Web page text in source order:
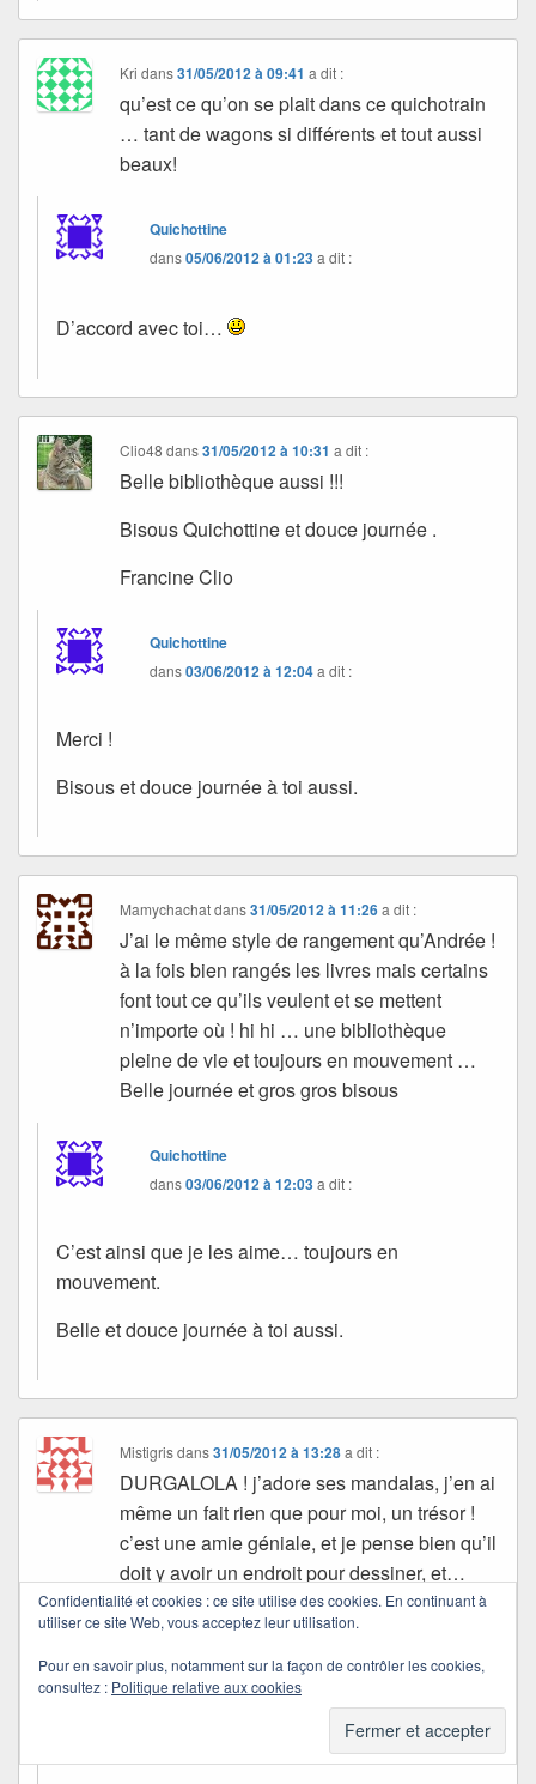
Kri dans31/05/2012 à 09:41 a dit :
qu’est ce qu’on se plait dans ce quichotrain
… tant de wagons si différents et tout aussi
beaux!
Quichottine
dans05/06/2012 à 01:23a dit :
D’accord avec toi…
Clio48 dans31/05/2012 à 10:31 a dit :
Belle bibliothèque aussi !!!
Bisous Quichottine et douce journée .
Francine Clio
Quichottine
dans03/06/2012 à 12:04a dit :
Merci !
Bisous et douce journée à toi aussi.
Mamychachatdans31/05/2012 à 11:26 a dit :
J’ai le même style de rangement qu’Andrée !
à la fois bien rangés les livres mais certains
font tout ce qu’ils veulent et se mettent
n’importe où ! hi hi … une bibliothèque
pleine de vie et toujours en mouvement …
Belle journée et gros gros bisous
Quichottine
dans03/06/2012 à 12:03a dit :
C’est ainsi que je les aime… toujours en
mouvement.
Belle et douce journée à toi aussi.
Mistigrisdans31/05/2012 à 13:28 a dit :
DURGALOLA ! j’adore ses mandalas, j’en ai
même un fait rien que pour moi, un trésor !
c’est une amie géniale, et je pense bien qu’il
doit y avoir un endroit pour dessiner, et…
ranger les romans d’Olivier ! Bisous, MIAOU
!!!!
Quichottine
a dit :
Confidentialité et cookies : ce site utilise des cookies. En continuant à
utiliser ce site Web, vous acceptez leur utilisation.
Pour en savoir plus, notamment sur la façon de contrôler les cookies,
consultez : Politique relative aux cookies